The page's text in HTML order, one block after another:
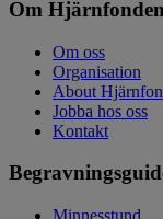
Om Hjärnfonden
Om oss
Organisation
About
Jobba hos oss
Kontakt